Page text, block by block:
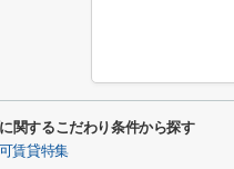
関するこだわり条件から探す
賃貸特集